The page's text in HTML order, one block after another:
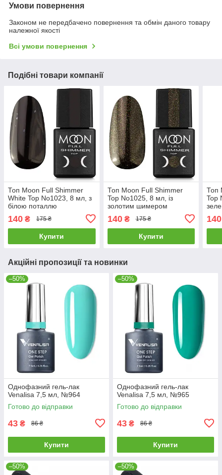
Умови повернення
Законом не передбачено повернення та обмін даного товару
належної якості
Всі умови повернення
Подібні товари компанії
Топ Moon Full Shimmer
White Top No1023, 8 мл, з
білою поталлю
140 ₴ 175 ₴
Купити
Топ Moon Full Shimmer
Top No1025, 8 мл, із
золотим шимером
140₴ 175 ₴
Купити
Топ
Top
140
Акційні пропозиції та новинки
–50%
Однофазний гель-лак
Venalisa 7,5 мл, №964
Готово до відправки
43 ₴ 86 ₴
Купити
–50%
Однофазний гель-лак
Venalisa 7,5 мл, №965
Готово до відправки
43 ₴ 86 ₴
Купити
–50% –50%